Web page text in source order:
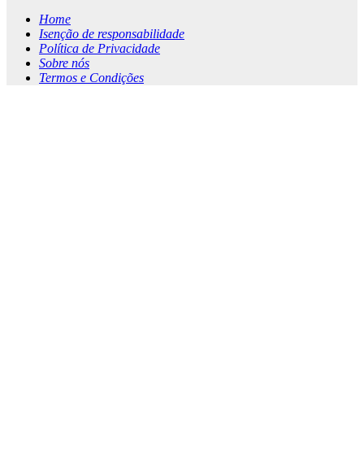
Home
Isenção de responsabilidade
Política de Privacidade
Sobre nós
Termos e Condições